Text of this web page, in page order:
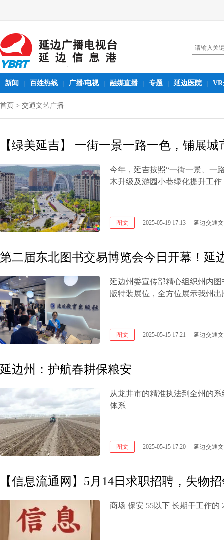
新闻 百姓热线 广播/电视 融媒直播 专题 延边医院
首页 > 交通文艺广播
【绿美延吉】 一街一景一路一色，铺展城
今年，延吉按照“一街一景、一
木升级及游园小巷绿化提升工作
图文 2025-05-19 17:13 延边交通
第二届东北图书交易博览会今日开幕！
延边州委宣传部精心组织州内
版特装展位，全方位展示我州
图文 2025-05-15 17:21 延边交通
延边州：护航春耕保粮安
从龙井市的精准执法到全州的
体系
图文 2025-05-15 17:20 延边交通
【信息流通网】5月14日求职招聘，失物